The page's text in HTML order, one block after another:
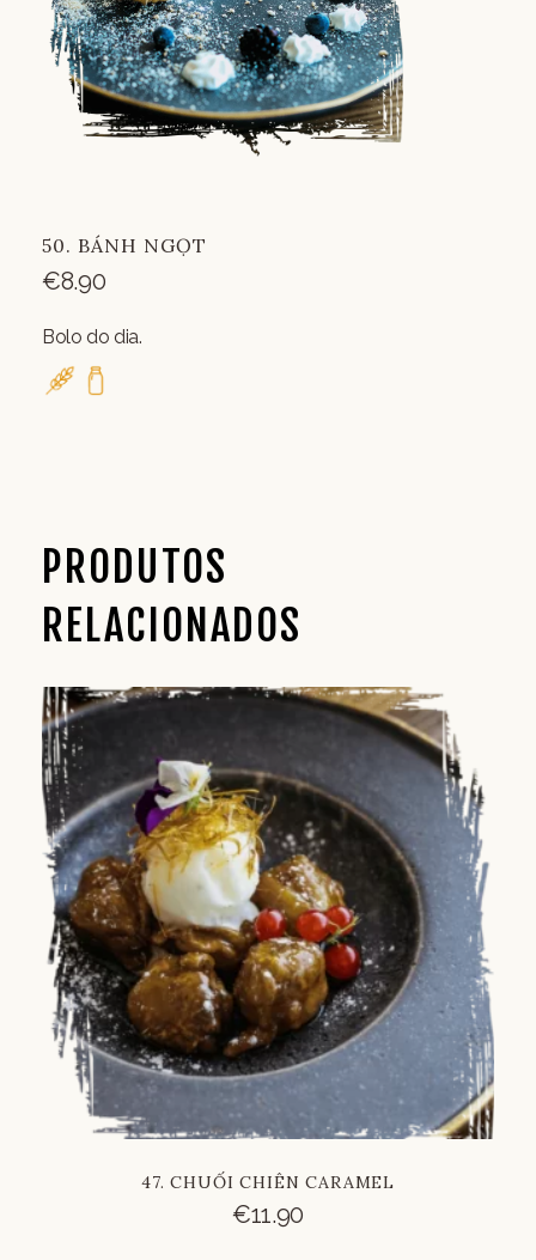
50. BÁNH NGỌT
€8.90
Bolo do dia.
PRODUTOS
RELACIONADOS
47. CHUỐI CHIÊN CARAMEL
€11.90